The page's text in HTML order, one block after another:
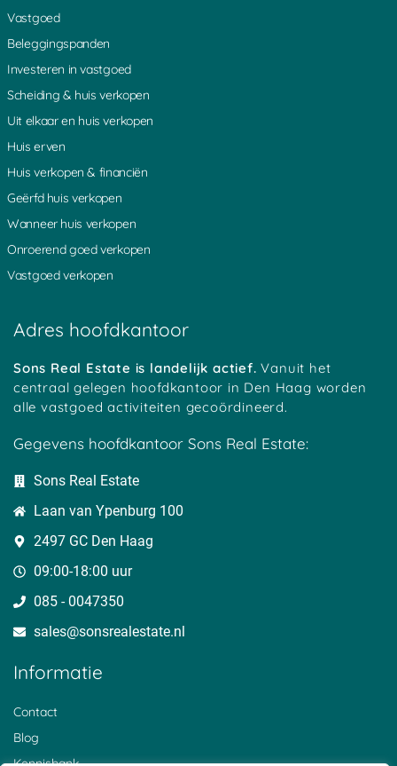
Vastgoed
Beleggingspanden
Investeren in vastgoed
Scheiding & huis verkopen
Uit elkaar en huis verkopen
Huis erven
Huis verkopen & financiën
Geërfd huis verkopen
Wanneer huis verkopen
Onroerend goed verkopen
Vastgoed verkopen
Adres hoofdkantoor
Sons Real Estate is landelijk actief.Vanuit het
centraal gelegen hoofdkantoor in Den Haag worden
alle vastgoed activiteiten gecoördineerd.
Gegevens hoofdkantoor Sons Real Estate:
Sons Real Estate
Laan van Ypenburg 100
2497 GC Den Haag
09:00-18:00 uur
085 - 0047350
sales@sonsrealestate.nl​
Informatie
Contact
Blog